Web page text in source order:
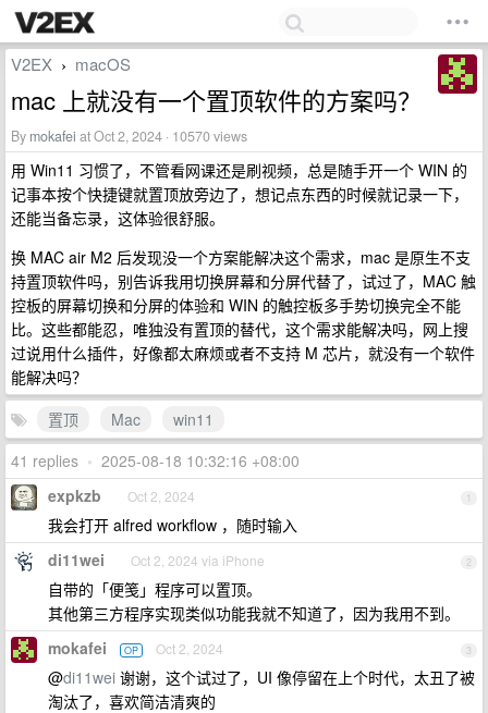
V2EX › macOS
mac 上就没有一个置顶软件的方案吗？
By mokafei at Oct 2, 2024 · 10570 views
用 Win11 习惯了，不管看网课还是刷视频，总是随手开一个 WIN 的
记事本按个快捷键就置顶放旁边了，想记点东西的时候就记录一下，
还能当备忘录，这体验很舒服。
换 MAC air M2 后发现没一个方案能解决这个需求，mac 是原生不支
持置顶软件吗，别告诉我用切换屏幕和分屏代替了，试过了，MAC 触
控板的屏幕切换和分屏的体验和 WIN 的触控板多手势切换完全不能
比。这些都能忍，唯独没有置顶的替代，这个需求能解决吗，网上搜
过说用什么插件，好像都太麻烦或者不支持 M 芯片，就没有一个软件
能解决吗？
置顶
Mac
win11
41 replies • 2025-08-18 10:32:16 +08:00
1
expkzb Oct 2, 2024
我会打开 alfred workflow ，随时输入
2
di11wei Oct 2, 2024 via iPhone
自带的「便笺」程序可以置顶。
其他第三方程序实现类似功能我就不知道了，因为我用不到。
3
mokafei OP Oct 2, 2024
@di11wei 谢谢，这个试过了，UI 像停留在上个时代，太丑了被
淘汰了，喜欢简洁清爽的